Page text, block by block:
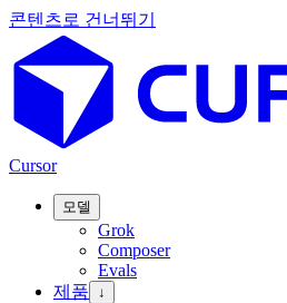
콘텐츠로 건너뛰기
Cursor
모델
Grok
Composer
Evals
제품
↓